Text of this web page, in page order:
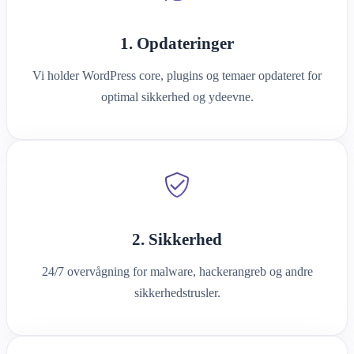
1. Opdateringer
Vi holder WordPress core, plugins og temaer opdateret for
optimal sikkerhed og ydeevne.
2. Sikkerhed
24/7 overvågning for malware, hackerangreb og andre
sikkerhedstrusler.